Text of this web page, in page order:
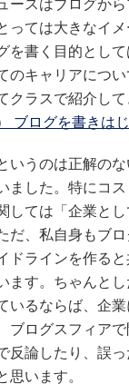
ースはブログか
っては大きなイ
を書く目的とし
のキャリアにつ
クラスで紹介し
ブログを書きは
いうのは正解の
ました。特にコ
しては「企業と
だ、私自身もブ
ドラインを作る
ます。ちゃんと
いるならば、企
ブログスフィア
反論したり、誤
思います。